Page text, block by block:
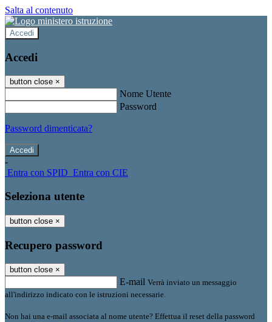
Salta al contenuto
Accedi
Accedi
button close ×
Nome Utente
Password
Password dimenticata?
-
Entra con SPID Entra con CIE
Seleziona utente
button close ×
Recupero password
button close ×
E-mail Verrà inviato un messaggio
all'indirizzo indicato con le istruzioni necessarie.
Non hai una e-mail associata al nome utente? Effettua il reset della password